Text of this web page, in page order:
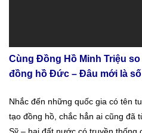
Cùng Đồng Hồ Minh Triệu
đồng hồ Đức – Đâu mới là số
Nhắc đến những quốc gia có tên
tạo đồng hồ, chắc hẳn ai cũng đã
Sỹ – hai đất nước có truyền thống